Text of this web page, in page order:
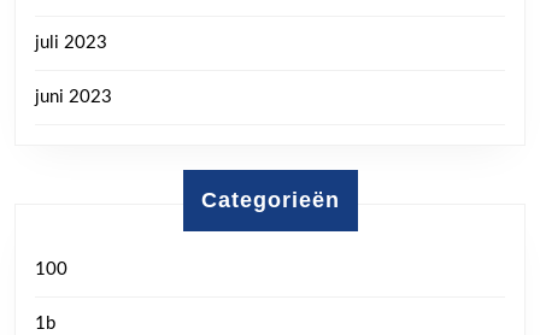
juli 2023
juni 2023
Categorieën
100
1b